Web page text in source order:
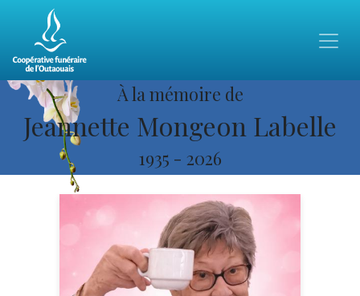
À la mémoire de
Jeannette Mongeon Labelle
1935 - 2026